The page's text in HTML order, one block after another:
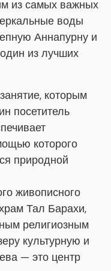
из самых важных
воды
Аннапурну и
из лучших
которым
посетитель
которого
природной
живописного
Тал Барахи,
религиозным
культурную и
— это центр